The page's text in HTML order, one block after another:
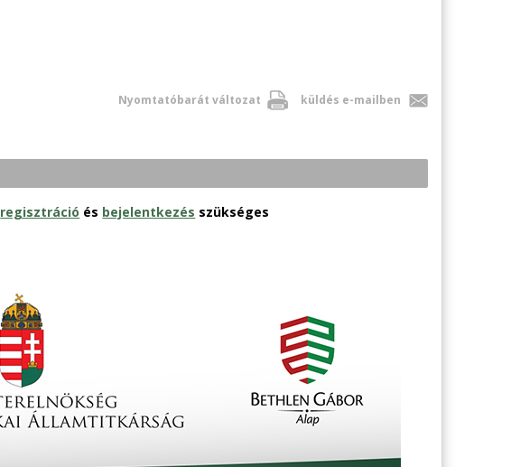
Nyomtatóbarát változat küldés e-mailben
regisztráció és bejelentkezés szükséges